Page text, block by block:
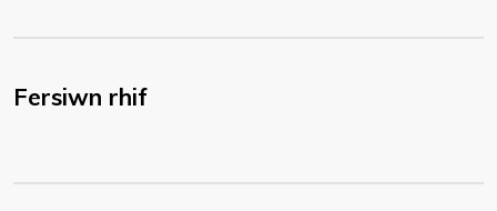
Fersiwn rhif